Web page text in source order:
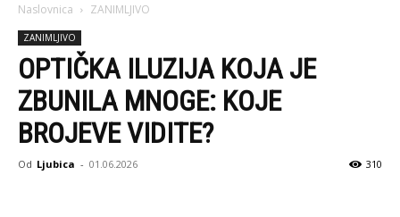
Naslovnica ZANIMLJIVO
ZANIMLJIVO
OPTIČKA ILUZIJA KOJA JE
ZBUNILA MNOGE: KOJE
BROJEVE VIDITE?
Od Ljubica - 01.06.2026 310